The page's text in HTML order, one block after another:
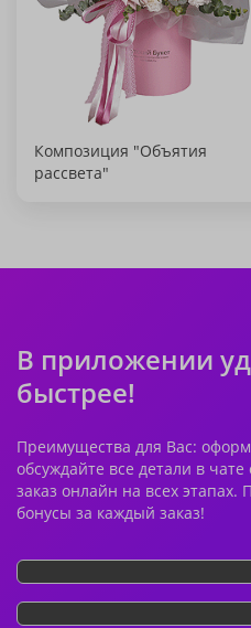
Композиция "Объятия
рассвета"
В приложении
быстрее!
Преимущества для Вас:
обсуждайте все детали в
заказ онлайн на всех
бонусы за каждый заказ!